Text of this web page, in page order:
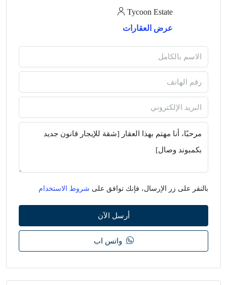
Tycoon Estate
عرض العقارات
بالنقر على زر الإرسال، فإنك توافق على شروط الاستخدام
أرسل الآن
واتس اب